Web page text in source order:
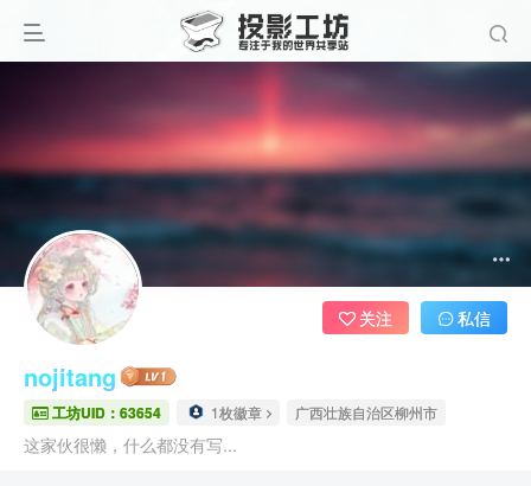
nojitang
工坊UID：63654 1枚徽章 广西壮族自治区柳州市
这家伙很懒，什么都没有写...
关注 私信